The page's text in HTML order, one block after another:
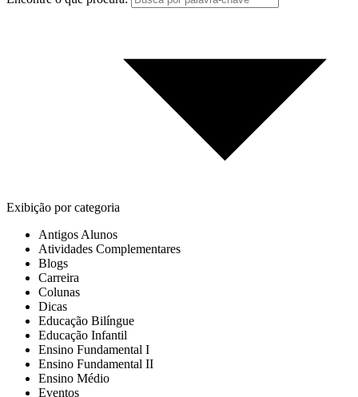
Exibição por categoria
Antigos Alunos
Atividades Complementares
Blogs
Carreira
Colunas
Dicas
Educação Bilíngue
Educação Infantil
Ensino Fundamental I
Ensino Fundamental II
Ensino Médio
Eventos